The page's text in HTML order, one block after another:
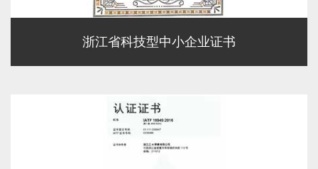
浙江省科技型中小企业证书